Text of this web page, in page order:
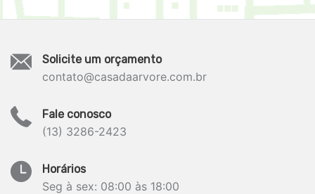
Solicite um orçamento
contato@casadaarvore.com.br
Fale conosco
(13) 3286-2423
Horários
Seg à sex: 08:00 às 18:00